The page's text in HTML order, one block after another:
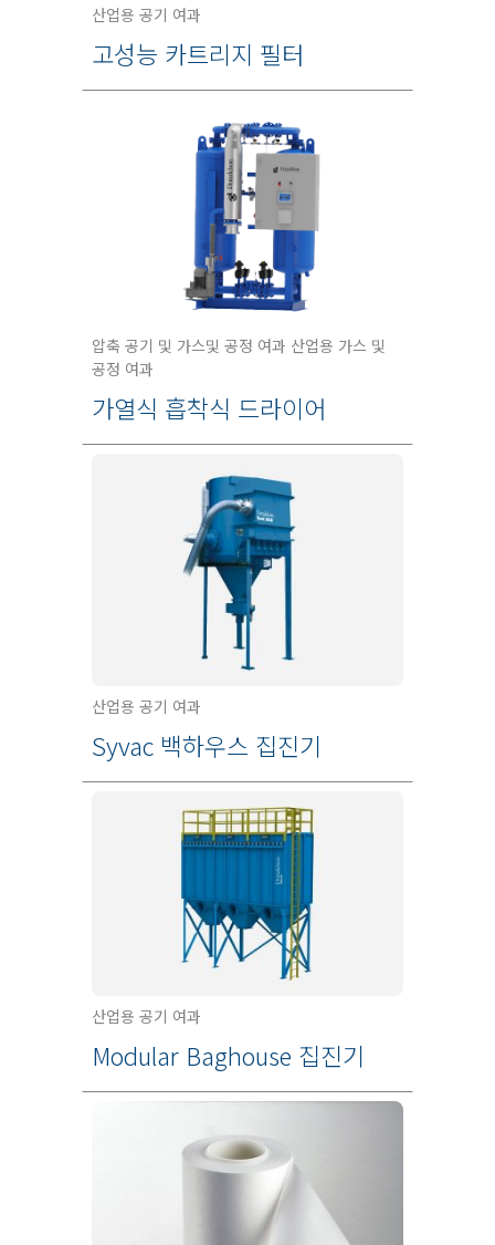
산업용 공기 여과
고성능 카트리지 필터
압축 공기 및 가스및 공정 여과 산업용 가스 및
공정 여과
가열식 흡착식 드라이어
산업용 공기 여과
Syvac 백하우스 집진기
산업용 공기 여과
Modular Baghouse 집진기